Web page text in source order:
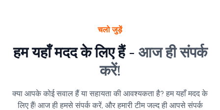
चलो जुड़ें
हम यहाँ मदद के लिए हैं - आज ही संपर्क
करें!
क्या आपके कोई सवाल हैं या सहायता की आवश्यकता है? हम यहाँ मदद के
लिए हैं! आज ही हमसे संपर्क करें, और हमारी टीम जल्द ही आपसे संपर्क